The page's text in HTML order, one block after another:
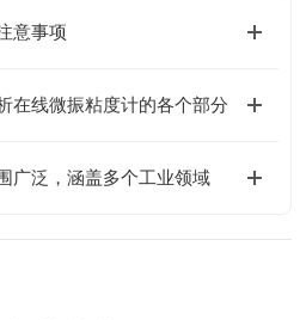
意事项
在线微振粘度计的各个部分
广泛，涵盖多个工业领域